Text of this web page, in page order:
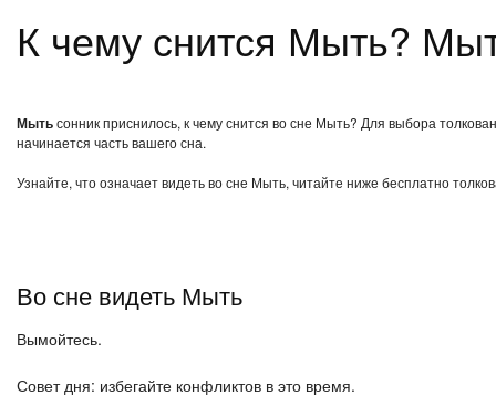
К чему снится Мыть?
Мытьсонник приснилось, к чему снится во сне Мыть? Для выбора
начинается часть вашего сна.
Узнайте, что означает видеть во сне Мыть, читайте ниже бесплатно
Во сне видеть Мыть
Вымойтесь.
Совет дня: избегайте конфликтов в это время.